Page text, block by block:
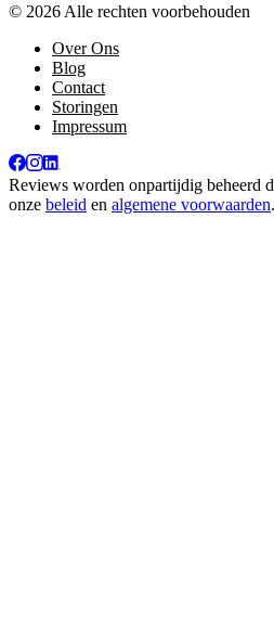
© 2026 Alle rechten voorbehouden
Over Ons
Blog
Contact
Storingen
Impressum
Reviews worden onpartijdig beheerd
onze beleid en algemene voorwaarden.